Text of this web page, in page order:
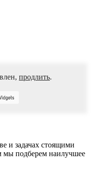
продлить.
и задачах стоящими
мы подберем наилучшее